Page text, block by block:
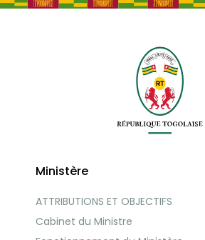
Ministère
ATTRIBUTIONS ET OBJECTIFS
Cabinet du Ministre